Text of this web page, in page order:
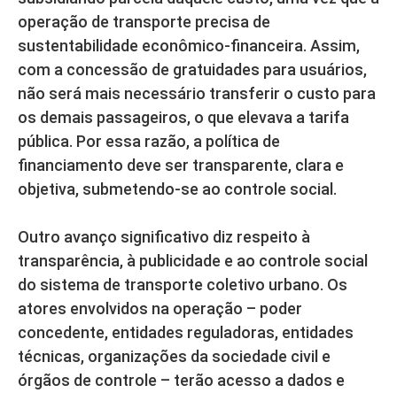
operação de transporte precisa de
sustentabilidade econômico-financeira. Assim,
com a concessão de gratuidades para usuários,
não será mais necessário transferir o custo para
os demais passageiros, o que elevava a tarifa
pública. Por essa razão, a política de
financiamento deve ser transparente, clara e
objetiva, submetendo-se ao controle social.
Outro avanço significativo diz respeito à
transparência, à publicidade e ao controle social
do sistema de transporte coletivo urbano. Os
atores envolvidos na operação – poder
concedente, entidades reguladoras, entidades
técnicas, organizações da sociedade civil e
órgãos de controle – terão acesso a dados e